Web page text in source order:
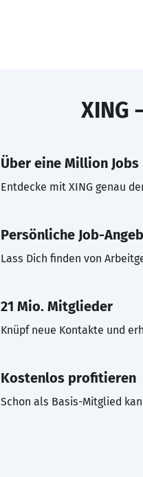
XING
Über eine Million Jobs
Entdecke mit XING genau
Persönliche Job-
Lass Dich finden von
21 Mio. Mitglieder
Knüpf neue Kontakte und
Kostenlos profitieren
Schon als Basis-Mitglied